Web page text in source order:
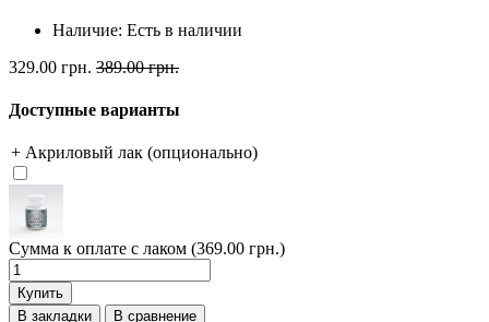
Наличие: Есть в наличии
329.00 грн. 389.00 грн.
Доступные варианты
+ Акриловый лак (опционально)
Сумма к оплате с лаком (369.00 грн.)
Купить
В закладки
В сравнение